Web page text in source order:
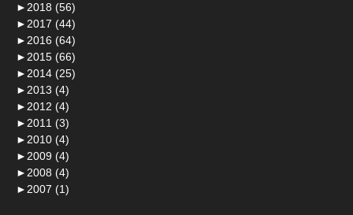
► 2018 (56)
► 2017 (44)
► 2016 (64)
► 2015 (66)
► 2014 (25)
► 2013 (4)
► 2012 (4)
► 2011 (3)
► 2010 (4)
► 2009 (4)
► 2008 (4)
► 2007 (1)